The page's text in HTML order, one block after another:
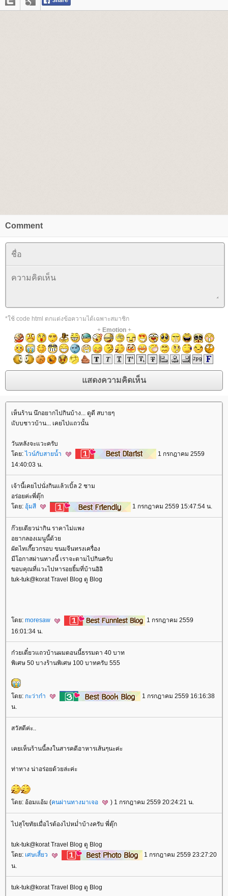
Comment
*ใช้ code html ตกแต่งข้อความได้เฉพาะสมาชิก
+ Emotion+
เห็นร้าน นึกอยากไปกินบ้าง... ดูดี สบายๆ
ับบชาวบ้าน... เคยไปแถวนั้น
วันหลังจะแวะครับ
ดย:ไวน์กับสายน้ำ
1 กรกฎาคม 2559
14:40:03 น.
เจ้านี้เคยไปนั่งกินแล้วเบิ้ล 2 ชาม
อร่อยค่ะพี่ตุ๊ก
ดย: อุ้มสี 1 กรกฎาคม 2559 15:47:54 น.
ก๊วยเตียวน่ากิน ราคาไม่แพง
อยากลองเมนูนี้ด้ว
ผัดไทเกี๊ยวกรอบ ขนมจีนทรงเครื่อง
มีโอกาสผ่านทางนี้ เราจะตามไปกินครับ
ขอบคุณที่แวะไปหารอยยิ้มที่บ้านอิอิ
tuk-tuk@korat Travel Blog ดู Blog
ดย: moresaw
1 กรกฎาคม 2559
16:01:34 น.
ก๋วยเตี๋ยวแถวบ้านผมตอนนี้ธรรมดา 40 บาท
พิเศษ 50 บางร้านพิเศษ 100 บาทครับ 555
ดย: กะว่าก๋า
1 กรกฎาคม 2559 16:16:38
น.
สวัสดีค่ะ..
เคยเห็นร้านนี้ลงในสารคดีอาหารเส้นๆนะค่ะ
ท่าทาง น่าอร่อยด้วยล่ะค่ะ
ดย: อ้อมแอ้ม (คนผ่านทางมาเจอ ) 1 กรกฎาคม 2559 20:24:21 น.
ไปสุโขทัยเมื่อไรต้องไปหม่ำบ้างครับ พี่ตุ๊ก
tuk-tuk@korat Travel Blog ดู Blog
ดย: เศษเสี้ยว
1 กรกฎาคม 2559 23:27:20
น.
tuk-tuk@korat Travel Blog ดู Blog